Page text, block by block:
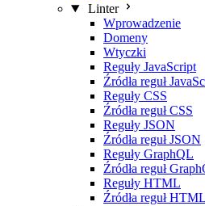
Linter
Wprowadzenie
Domeny
Wtyczki
Reguły JavaScript
Źródła reguł
Reguły CSS
Źródła reguł CSS
Reguły JSON
Źródła reguł JSON
Reguły GraphQL
Źródła reguł
Reguły HTML
Źródła reguł HTML